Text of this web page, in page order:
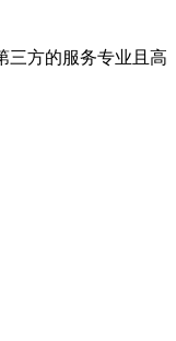
三方的服务专业且高